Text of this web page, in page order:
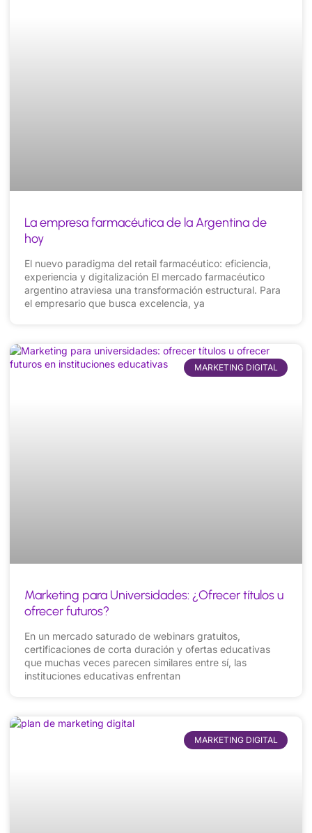
La empresa farmacéutica de la Argentina de
hoy
El nuevo paradigma del retail farmacéutico: eficiencia,
experiencia y digitalización El mercado farmacéutico
argentino atraviesa una transformación estructural. Para
el empresario que busca excelencia, ya
MARKETING DIGITAL
Marketing para Universidades: ¿Ofrecer títulos u
ofrecer futuros?
En un mercado saturado de webinars gratuitos,
certificaciones de corta duración y ofertas educativas
que muchas veces parecen similares entre sí, las
instituciones educativas enfrentan
MARKETING DIGITAL